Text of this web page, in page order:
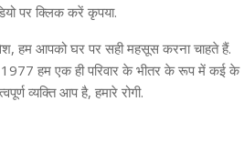
पर क्लिक करें कृपया.
हम आपको घर पर सही महसूस करना चाहते हैं.
हम एक ही परिवार के भीतर के रूप में कई के
व्यक्ति आप है, हमारे रोगी.